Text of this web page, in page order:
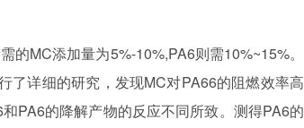
MC添加量为5%-10%,PA6则需10%~15%。
了详细的研究，发现MC对PA66的阻燃效率高
PA6的降解产物的反应不同所致。测得PA6的